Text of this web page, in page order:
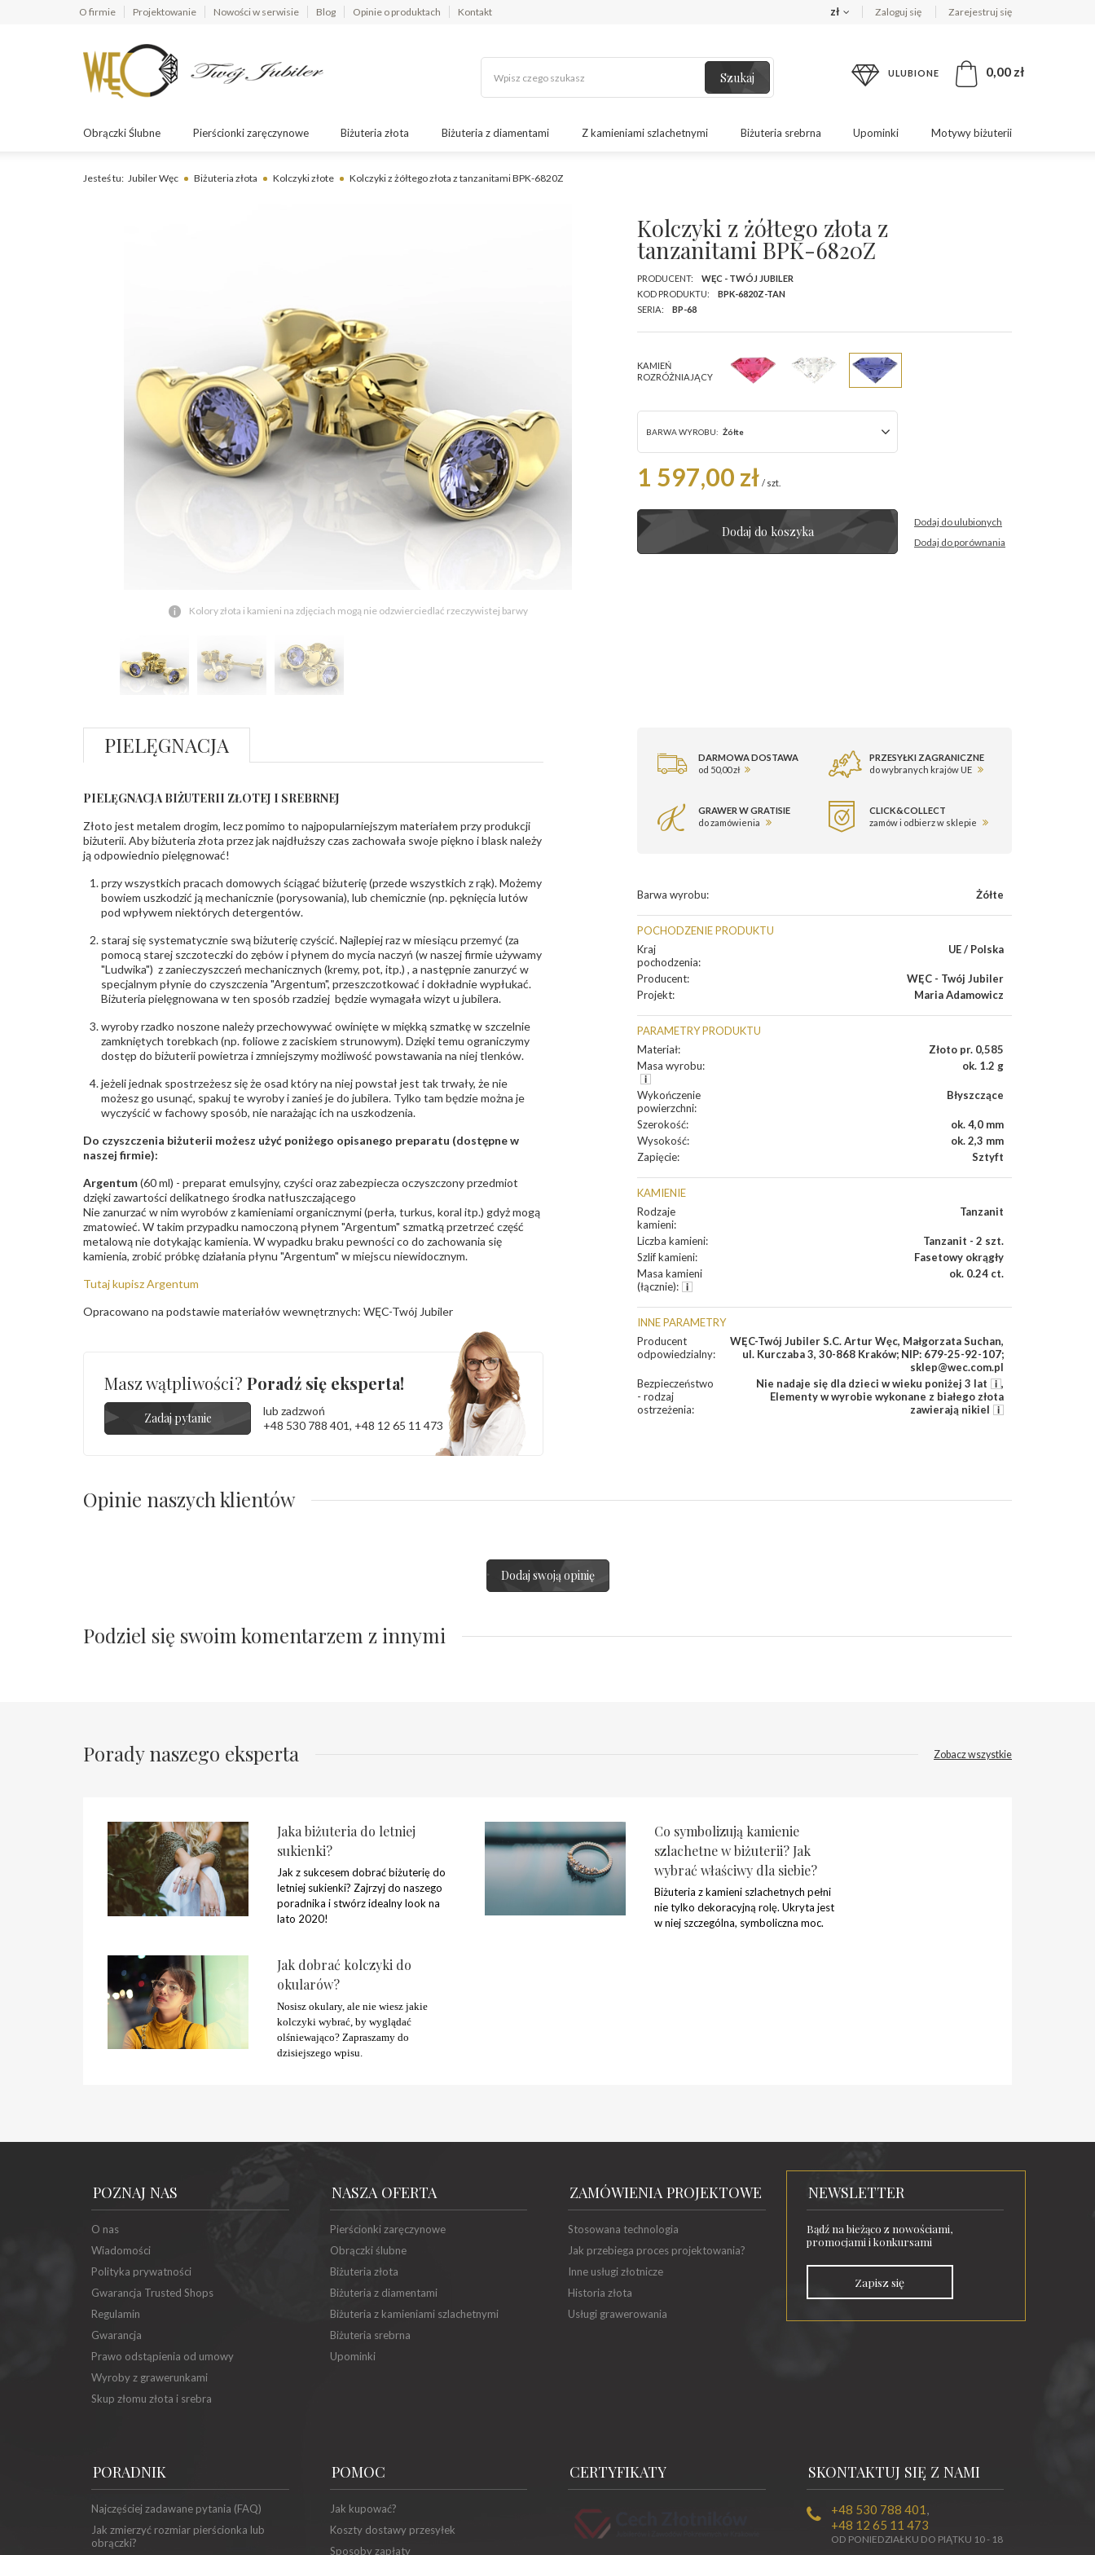
O firmie Projektowanie Nowości w serwisie Blog Opinie o produktach Kontakt zł Zaloguj się Zarejestruj się
Szukaj ULUBIONE 0,00 zł
Obrączki Ślubne Pierścionki zaręczynowe Biżuteria złota Biżuteria z diamentami Z kamieniami szlachetnymi Biżuteria srebrna Upominki Motywy biżuterii
Jesteś tu: Jubiler Węc Biżuteria złota Kolczyki złote Kolczyki z żółtego złota z tanzanitami BPK-6820Z
Kolory złota i kamieni na zdjęciach mogą nie odzwierciedlać rzeczywistej barwy
Kolczyki z żółtego złota z
tanzanitami BPK-6820Z
PRODUCENT:
WĘC - TWÓJ JUBILER
KOD PRODUKTU:
BPK-6820Z-TAN
SERIA:
BP-68
KAMIEŃ
ROZRÓŻNIAJĄCY
BARWA WYROBU: Żółte
1 597,00 zł / szt.
Dodaj do koszyka
Dodaj do ulubionych
Dodaj do porównania
DARMOWA DOSTAWA
od 50,00 zł
PRZESYŁKI ZAGRANICZNE
do wybranych krajów UE
GRAWER W GRATISIE
do zamówienia
CLICK&COLLECT
zamów i odbierz w sklepie
Barwa wyrobu: Żółte
POCHODZENIE PRODUKTU
Kraj
pochodzenia:
UE / Polska
Producent:
WĘC - Twój Jubiler
Projekt: Maria Adamowicz
PARAMETRY PRODUKTU
Materiał:
Złoto pr. 0,585
Masa wyrobu: ok. 1.2 g
Wykończenie
powierzchni:
Błyszczące
Szerokość:
ok. 4,0 mm
Wysokość:
ok. 2,3 mm
Zapięcie: Sztyft
KAMIENIE
Rodzaje
kamieni:
Tanzanit
Liczba kamieni:
Tanzanit - 2 szt.
Szlif kamieni:
Fasetowy okrągły
Masa kamieni
(łącznie):
ok. 0.24 ct.
INNE PARAMETRY
Producent
odpowiedzialny:
WĘC-Twój Jubiler S.C. Artur Węc, Małgorzata Suchan,
ul. Kurczaba 3, 30-868 Kraków; NIP: 679-25-92-107;
sklep@wec.com.pl
Bezpieczeństwo
- rodzaj
ostrzeżenia:
Nie nadaje się dla dzieci w wieku poniżej 3 lat
,
Elementy w wyrobie wykonane z białego złota
zawierają nikiel
PIELĘGNACJA
PIELĘGNACJA BIŻUTERII ZŁOTEJ I SREBRNEJ
Złoto jest metalem drogim, lecz pomimo to najpopularniejszym materiałem przy produkcji
biżuterii. Aby biżuteria złota przez jak najdłuższy czas zachowała swoje piękno i blask należy
ją odpowiednio pielęgnować!
przy wszystkich pracach domowych ściągać biżuterię (przede wszystkich z rąk). Możemy
bowiem uszkodzić ją mechanicznie (porysowania), lub chemicznie (np. pęknięcia lutów
pod wpływem niektórych detergentów.
staraj się systematycznie swą biżuterię czyścić. Najlepiej raz w miesiącu przemyć (za
pomocą starej szczoteczki do zębów i płynem do mycia naczyń (w naszej firmie używamy
"Ludwika") z zanieczyszczeń mechanicznych (kremy, pot, itp.) , a następnie zanurzyć w
specjalnym płynie do czyszczenia "Argentum", przeszczotkować i dokładnie wypłukać.
Biżuteria pielęgnowana w ten sposób rzadziej będzie wymagała wizyt u jubilera.
wyroby rzadko noszone należy przechowywać owinięte w miękką szmatkę w szczelnie
zamkniętych torebkach (np. foliowe z zaciskiem strunowym). Dzięki temu ograniczymy
dostęp do biżuterii powietrza i zmniejszymy możliwość powstawania na niej tlenków.
jeżeli jednak spostrzeżesz się że osad który na niej powstał jest tak trwały, że nie
możesz go usunąć, spakuj te wyroby i zanieś je do jubilera. Tylko tam będzie można je
wyczyścić w fachowy sposób, nie narażając ich na uszkodzenia.
Do czyszczenia biżuterii możesz użyć poniżego opisanego preparatu (dostępne w
naszej firmie):
Argentum(60 ml) - preparat emulsyjny, czyści oraz zabezpiecza oczyszczony przedmiot
dzięki zawartości delikatnego środka natłuszczającego
Nie zanurzać w nim wyrobów z kamieniami organicznymi (perła, turkus, koral itp.) gdyż mogą
zmatowieć. W takim przypadku namoczoną płynem "Argentum" szmatką przetrzeć część
metalową nie dotykając kamienia. W wypadku braku pewności co do zachowania się
kamienia, zrobić próbkę działania płynu "Argentum" w miejscu niewidocznym.
Tutaj kupisz Argentum
Opracowano na podstawie materiałów wewnętrznych: WĘC-Twój Jubiler
Masz wątpliwości? Poradź się eksperta!
Zadaj pytanie
lub zadzwoń
+48 530 788 401, +48 12 65 11 473
Opinie naszych klientów
Dodaj swoją opinię
Podziel się swoim komentarzem z innymi
Porady naszego eksperta Zobacz wszystkie
Jaka biżuteria do letniej
sukienki?
Jak z sukcesem dobrać biżuterię do
letniej sukienki? Zajrzyj do naszego
poradnika i stwórz idealny look na
lato 2020!
Co symbolizują kamienie
szlachetne w biżuterii? Jak
wybrać właściwy dla siebie?
Biżuteria z kamieni szlachetnych pełni
nie tylko dekoracyjną rolę. Ukryta jest
w niej szczególna, symboliczna moc.
Jak dobrać kolczyki do
okularów?
Nosisz okulary, ale nie wiesz jakie
kolczyki wybrać, by wyglądać
olśniewająco? Zapraszamy do
dzisiejszego wpisu.
POZNAJ NAS
O nas
Wiadomości
Polityka prywatności
Gwarancja Trusted Shops
Regulamin
Gwarancja
Prawo odstąpienia od umowy
Wyroby z grawerunkami
Skup złomu złota i srebra
NASZA OFERTA
Pierścionki zaręczynowe
Obrączki ślubne
Biżuteria złota
Biżuteria z diamentami
Biżuteria z kamieniami szlachetnymi
Biżuteria srebrna
Upominki
ZAMÓWIENIA PROJEKTOWE
Stosowana technologia
Jak przebiega proces projektowania?
Inne usługi złotnicze
Historia złota
Usługi grawerowania
NEWSLETTER
Bądź na bieżąco z nowościami,
promocjami i konkursami
Zapisz się
PORADNIK
Najczęściej zadawane pytania (FAQ)
Jak zmierzyć rozmiar pierścionka lub
obrączki?
POMOC
Jak kupować?
Koszty dostawy przesyłek
Sposoby zapłaty
CERTYFIKATY SKONTAKTUJ SIĘ Z NAMI
+48 530 788 401 ,
+48 12 65 11 473
OD PONIEDZIAŁKU DO PIĄTKU 10 - 18